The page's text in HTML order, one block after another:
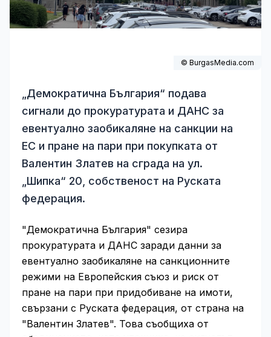
© BurgasMedia.com
„Демократична България“ подава
сигнали до прокуратурата и ДАНС за
евентуално заобикаляне на санкции на
ЕС и пране на пари при покупката от
Валентин Златев на сграда на ул.
„Шипка“ 20, собственост на Руската
федерация.
"Демократична България" сезира
прокуратурата и ДАНС заради данни за
евентуално заобикаляне на санкционните
режими на Европейския съюз и риск от
пране на пари при придобиване на имоти,
свързани с Руската федерация, от страна на
"Валентин Златев". Това съобщиха от